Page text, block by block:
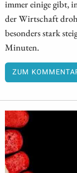
immer einige gibt,
der Wirtschaft
besonders stark
Minuten.
ZUM